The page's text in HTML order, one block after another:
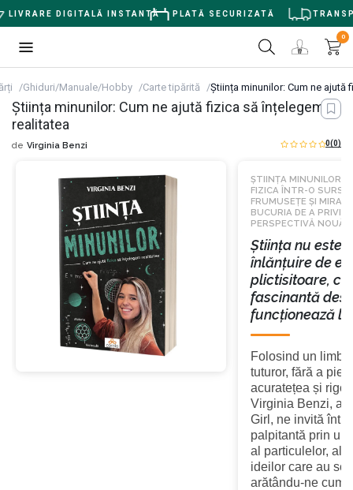
DIGITALĂ INSTANTĂ PLATĂ SECURIZATĂ
0
Ghiduri/Manuale/Hobby Carte tipărită Știința minunilor: Cum ne ajută
Știința minunilor: Cum ne ajută fizica să înțelegem
realitatea
de Virginia Benzi 0(0)
ȘTIINȚA MINUNILOR
FIZICA ÎNTR-O SURSĂ
FRUMUSEȚE ȘI
BUCURIA DE A PRIVI
PERSPECTIVĂ NOUĂ,
Știința nu este
înlănțuire de
plictisitoare, ci
fascinantă
funcționează
Folosind un
tuturor, fără a
acuratețea și
Virginia Benzi,
Girl, ne invită într-
palpitantă prin
al particulelor, al
ideilor care au
arătându-ne cum